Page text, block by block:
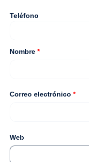
Teléfono
Nombre *
Correo electrónico *
Web